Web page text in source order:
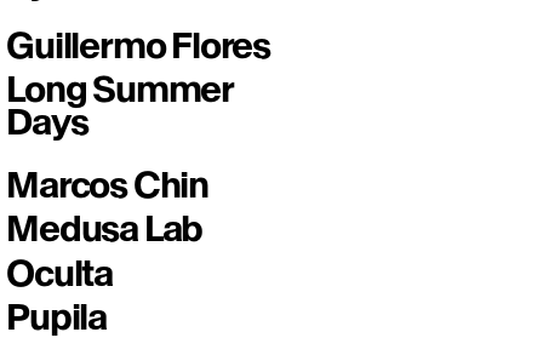
Guillermo Flores
Long Summer
Days
Marcos Chin
Medusa Lab
Oculta
Pupila